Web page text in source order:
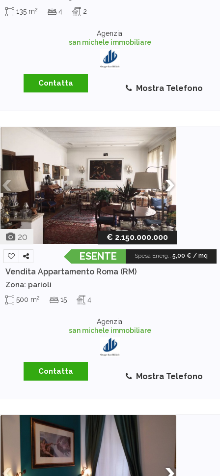
135 m2 4 2
Agenzia:
san michele immobiliare
Contatta
Mostra Telefono
20 € 2.150.000.000
Spesa Energ.: 5,00 € / mq
ESENTE
Vendita Appartamento Roma (RM)
Zona: parioli
500 m2 15 4
Agenzia:
san michele immobiliare
Contatta
Mostra Telefono